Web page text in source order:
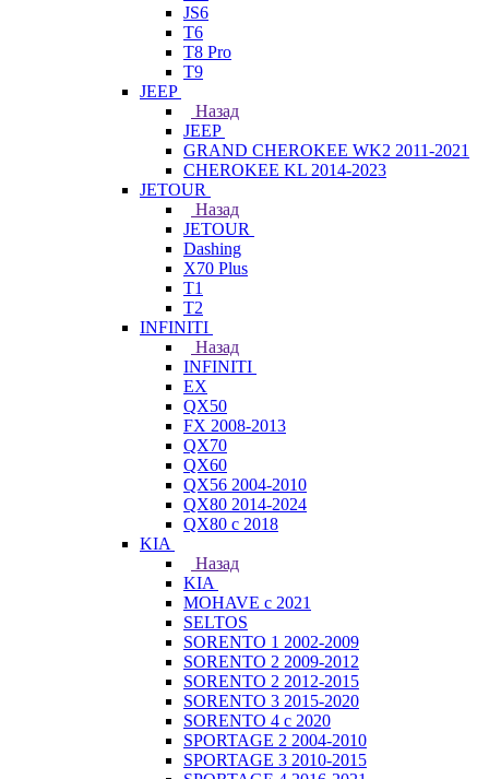
JS6
T6
T8 Pro
T9
JEEP
Назад
JEEP
GRAND CHEROKEE WK2 2011-2021
CHEROKEE KL 2014-2023
JETOUR
Назад
JETOUR
Dashing
X70 Plus
T1
T2
INFINITI
Назад
INFINITI
EX
QX50
FX 2008-2013
QX70
QX60
QX56 2004-2010
QX80 2014-2024
QX80 c 2018
KIA
Назад
KIA
MOHAVE с 2021
SELTOS
SORENTO 1 2002-2009
SORENTO 2 2009-2012
SORENTO 2 2012-2015
SORENTO 3 2015-2020
SORENTO 4 с 2020
SPORTAGE 2 2004-2010
SPORTAGE 3 2010-2015